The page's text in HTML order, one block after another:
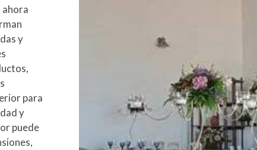
ahora
y
para
y
puede